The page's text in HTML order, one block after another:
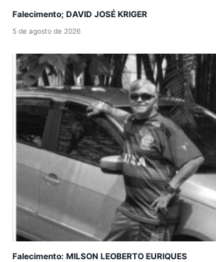
Falecimento; DAVID JOSÉ KRIGER
5 de agosto de 2026
Falecimento: MILSON LEOBERTO EURIQUES